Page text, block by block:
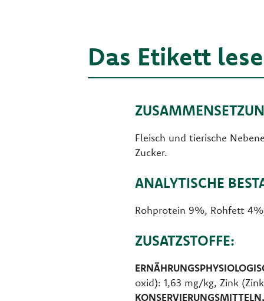
Das Etikett
Fleisch und tierische
Zucker.
ANALYTISCHE
Rohprotein 9%, Rohfett
ZUSATZSTOFFE:
oxid): 1,63 mg/kg, Zink